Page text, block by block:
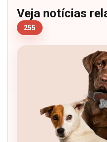
Veja notícias
255